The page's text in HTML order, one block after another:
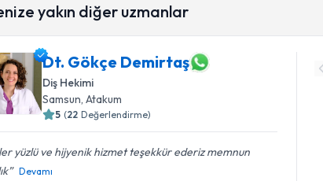
yakın diğer uzmanlar
Dt. Gökçe Demirtaş
Diş Hekimi
Samsun , Atakum
5 (22 Değerlendirme)
yüzlü ve hijyenik hizmet teşekkür ederiz memnun
Devamı